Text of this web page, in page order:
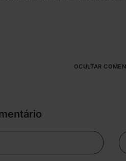
OCULTAR